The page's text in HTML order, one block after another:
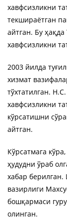
хавфсизликни
текшираётган
айтган. Бу
хавфсизликни
2003 йилда
хизмат
тўхтатилган.
хавфсизликни
кўрсатишни
айтган.
Кўрсатмага
ҳудудни ўраб
хабар
вазирлиги
бошқармаси
олинган.